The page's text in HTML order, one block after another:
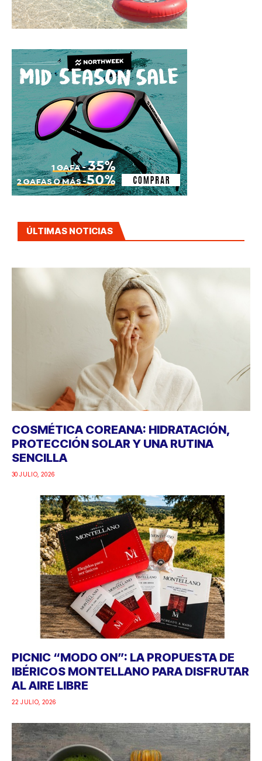
ÚLTIMAS NOTICIAS
COSMÉTICA COREANA: HIDRATACIÓN,
PROTECCIÓN SOLAR Y UNA RUTINA
SENCILLA
30 JULIO, 2026
PICNIC “MODO ON”: LA PROPUESTA DE
IBÉRICOS MONTELLANO PARA DISFRUTAR
AL AIRE LIBRE
22 JULIO, 2026